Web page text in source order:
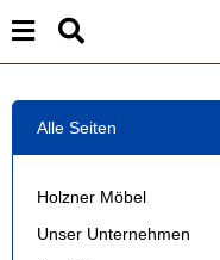
Alle Seiten
Holzner Möbel
Unser Unternehmen